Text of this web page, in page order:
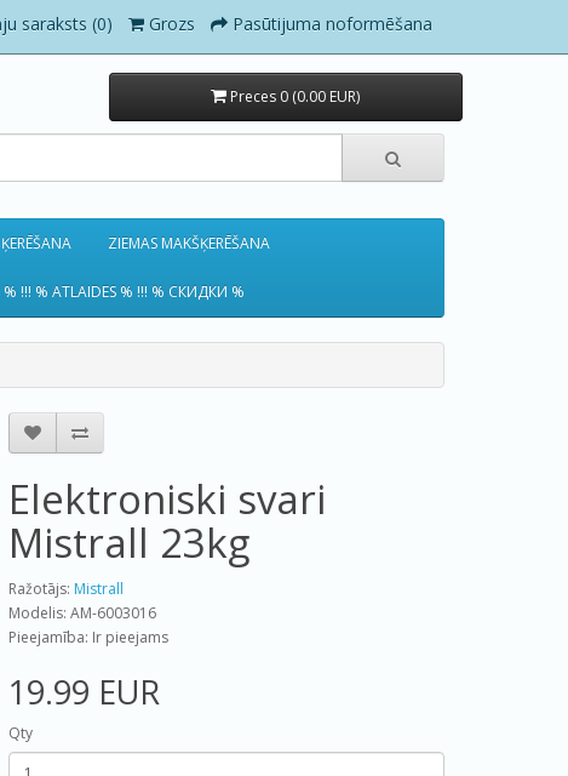
saraksts (0) Grozs Pasūtijuma noformēšana
Preces 0 (0.00 EUR)
ZIEMAS MAKŠĶERĒŠANA
% !!! % ATLAIDES % !!! % СКИДКИ %
Elektroniski svari
Mistrall 23kg
Ražotājs: Mistrall
Modelis: AM-6003016
Pieejamība: Ir pieejams
19.99 EUR
Qty